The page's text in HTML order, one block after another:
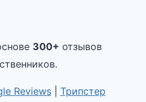
300+ отзывов
Reviews| Трипстер